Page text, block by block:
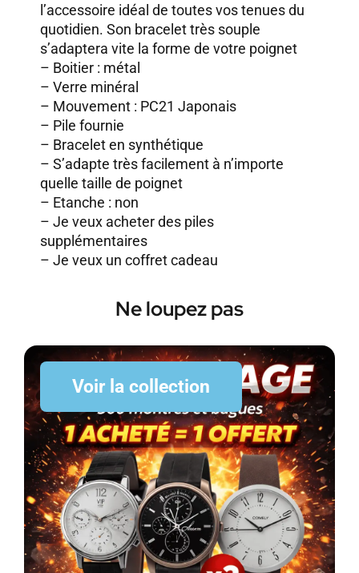
l’accessoire idéal de toutes vos tenues du
quotidien. Son bracelet très souple
s’adaptera vite la forme de votre poignet
– Boitier : métal
– Verre minéral
– Mouvement : PC21 Japonais
– Pile fournie
– Bracelet en synthétique
– S’adapte très facilement à n’importe
quelle taille de poignet
– Etanche : non
– Je veux acheter des piles
supplémentaires
– Je veux un coffret cadeau
Ne loupez pas
Voir la collection